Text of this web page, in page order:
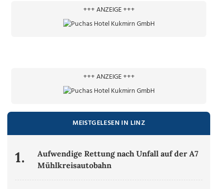
+++ ANZEIGE +++
+++ ANZEIGE +++
MEISTGELESEN IN LINZ
1.
Aufwendige Rettung nach Unfall auf der A7
Mühlkreisautobahn